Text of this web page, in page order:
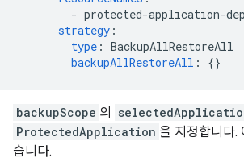
- protected-application-
strategy :
type : BackupAllRestoreAll
backupAllRestoreAll : {}
backupScope 의
ProtectedApplication 을 지정합니다.
습니다.